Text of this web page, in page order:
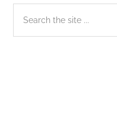
Sidebar
chính
the